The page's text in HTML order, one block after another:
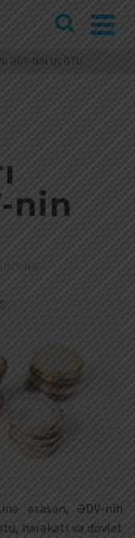
ƏDV-NIN UÇOTU
nin
əsasən, ƏDV-nin
hərəkəti və dövlət